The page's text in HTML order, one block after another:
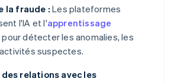
la fraude : Les plateformes
l'IA et l'apprentissage
pour détecter les anomalies, les
suspectes.
relations avec les